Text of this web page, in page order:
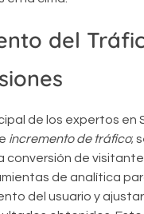
del
de los expertos en
incremento de tráfico;
conversión de
de analítica
del usuario y